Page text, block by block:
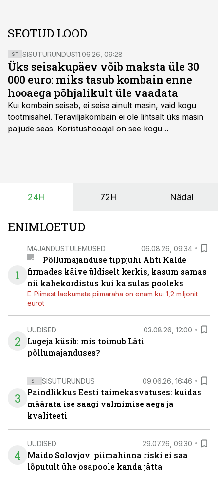
SEOTUD LOOD
ST SISUTURUNDUS11.06.26, 09:28
Üks seisakupäev võib maksta üle 30
000 euro: miks tasub kombain enne
hooaega põhjalikult üle vaadata
Kui kombain seisab, ei seisa ainult masin, vaid kogu
tootmisahel. Teraviljakombain ei ole lihtsalt üks masin
paljude seas. Koristushooajal on see kogu
24H 72H Nädal
ENIMLOETUD
1
MAJANDUSTULEMUSED 06.08.26, 09:34
Põllumajanduse tippjuhi Ahti Kalde
firmades käive üldiselt kerkis, kasum samas
nii kahekordistus kui ka sulas pooleks
E-Piimast laekumata piimaraha on enam kui 1,2 miljonit
eurot
2
UUDISED 03.08.26, 12:00
Lugeja küsib: mis toimub Läti
põllumajanduses?
3
ST SISUTURUNDUS 09.06.26, 16:46
Paindlikkus Eesti taimekasvatuses: kuidas
määrata ise saagi valmimise aega ja
kvaliteeti
4
UUDISED 29.07.26, 09:30
Maido Solovjov: piimahinna riski ei saa
lõputult ühe osapoole kanda jätta